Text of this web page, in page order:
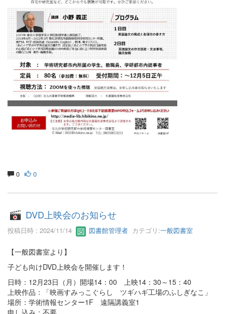
0 0
DVD上映会のお知らせ
投稿日時 : 2024/11/14 図書館管理者 カテゴリ:一般図書室
【一般図書室より】
子ども向けDVD上映会を開催します！
日時：12月23日（月）開場14：00 上映14：30～15：40
上映作品：「映画すみっこぐらし ツギハギ工場のふしぎなこ」
場所：学術情報センター1F 遠隔講義室1
申し込み：不要